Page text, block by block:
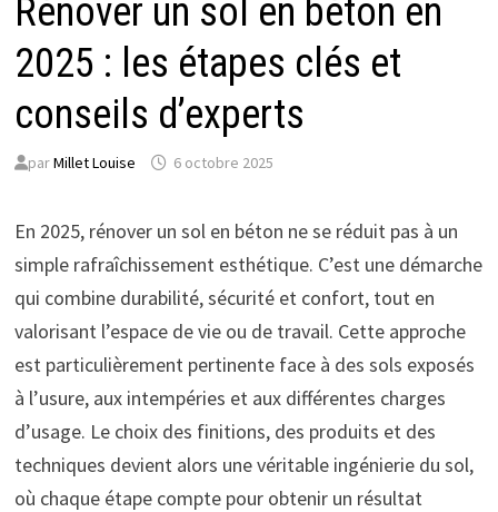
Rénover un sol en béton en
2025 : les étapes clés et
conseils d’experts
parMillet Louise 6 octobre 2025
En 2025, rénover un sol en béton ne se réduit pas à un
simple rafraîchissement esthétique. C’est une démarche
qui combine durabilité, sécurité et confort, tout en
valorisant l’espace de vie ou de travail. Cette approche
est particulièrement pertinente face à des sols exposés
à l’usure, aux intempéries et aux différentes charges
d’usage. Le choix des finitions, des produits et des
techniques devient alors une véritable ingénierie du sol,
où chaque étape compte pour obtenir un résultat